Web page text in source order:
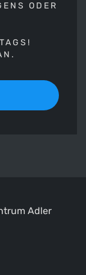
ODER
Adler